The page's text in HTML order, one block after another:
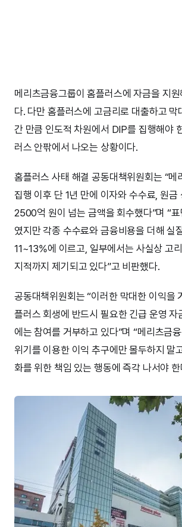
메리츠금융그룹이 홈플러스에 자금을 지
다. 다만 홈플러스에 고금리로 대출하고 막
간 만큼 인도적 차원에서 DIP를 집행해야
러스 안팎에서 나오는 상황이다.
홈플러스 사태 해결 공동대책위원회는 “메
집행 이후 단 1년 만에 이자와 수수료, 원금
2500억 원이 넘는 금액을 회수했다”며 “
였지만 각종 수수료와 금융비용을 더해 실
11~13%에 이르고, 일부에서는 사실상 고
지적까지 제기되고 있다”고 비판했다.
공동대책위원회는 “이러한 막대한 이익을
플러스 회생에 반드시 필요한 긴급 운영 자
에는 참여를 거부하고 있다”며 “메리츠금
위기를 이용한 이익 추구에만 몰두하지 말
화를 위한 책임 있는 행동에 즉각 나서야